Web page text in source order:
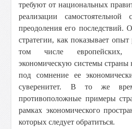
требуют от национальных
реализации
преодоления его последствий.
стратегии, как показывает опыт
том числе европейских,
экономическую системы страны
под сомнение ее
суверенитет. В то же
противоположные примеры
рамках экономического
которых следует обратиться.